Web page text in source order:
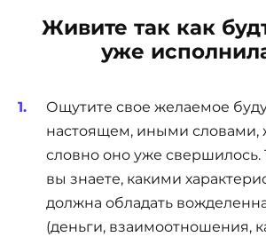
Живите так как
уже
Ощутите свое желаемое
настоящем, иными словами,
словно оно уже свершилось.
вы знаете, какими
должна обладать
(деньги, взаимоотношения,